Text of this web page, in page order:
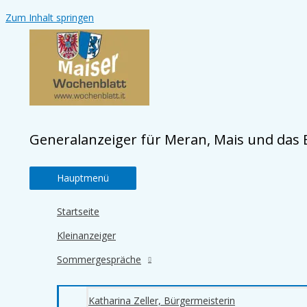
Zum Inhalt springen
Generalanzeiger für Meran, Mais und
Hauptmenü
Startseite
Kleinanzeiger
Sommergespräche
Katharina Zeller, Bürgermeisterin